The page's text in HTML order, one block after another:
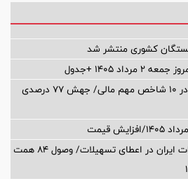
کشوری منتشر شد
۱۴۰۵ +جدول
جایگاه نخست بانك ملت در 10 شاخص مهم مالی/ جهش 77 درصدی
ارتقای ظرفیت بانک صادرات ایران در اعطای تسهیلات/ وصول ۸۴ همت